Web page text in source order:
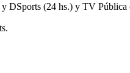
DSports (24 hs.) y TV Pública